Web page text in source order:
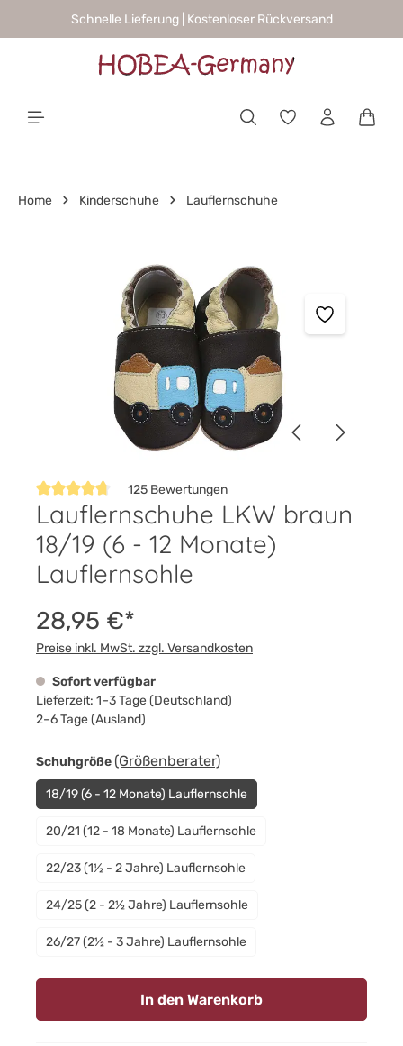
springenSchnelle Lieferung | Kostenloser Rückversand
Home Kinderschuhe Lauflernschuhe
Bildergalerie überspringen
Durchschnittliche Bewertung von 4.7 von 5 Sternen
125 Bewertungen
Lauflernschuhe LKW braun
18/19 (6 - 12 Monate)
Lauflernsohle
28,95 €*
Preise inkl. MwSt. zzgl. Versandkosten
Sofort verfügbar
Lieferzeit: 1–3 Tage (Deutschland)
2–6 Tage (Ausland)
Schuhgrößeauswählen
(Größenberater)
18/19 (6 - 12 Monate) Lauflernsohle
20/21 (12 - 18 Monate) Lauflernsohle
22/23 (1½ - 2 Jahre) Lauflernsohle
24/25 (2 - 2½ Jahre) Lauflernsohle
26/27 (2½ - 3 Jahre) Lauflernsohle
In den Warenkorb